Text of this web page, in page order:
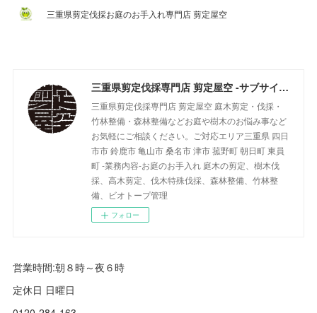
三重県剪定伐採お庭のお手入れ専門店 剪定屋空
三重県剪定伐採専門店 剪定屋空 -サブサイト-
三重県剪定伐採専門店 剪定屋空 庭木剪定・伐採・
竹林整備・森林整備などお庭や樹木のお悩み事など
お気軽にご相談ください。ご対応エリア三重県 四日
市市 鈴鹿市 亀山市 桑名市 津市 菰野町 朝日町 東員
町 -業務内容-お庭のお手入れ 庭木の剪定、樹木伐
採、高木剪定、伐木特殊伐採、森林整備、竹林整
備、ビオトープ管理
フォロー
営業時間:朝８時～夜６時
定休日 日曜日